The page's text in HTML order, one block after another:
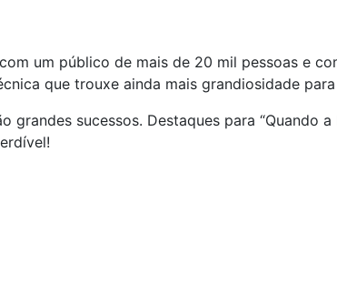
um público de mais de 20 mil pessoas e
que trouxe ainda mais grandiosidade
sucessos. Destaques para “Quando a